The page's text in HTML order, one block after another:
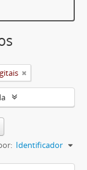
Identificador